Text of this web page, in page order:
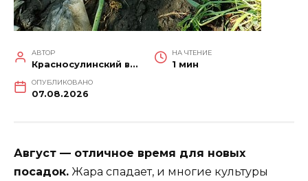
АВТОР
Красносулинский вестник
НА ЧТЕНИЕ
1 мин
ОПУБЛИКОВАНО
07.08.2026
Август — отличное время для новых
посадок. Жара спадает, и многие культуры